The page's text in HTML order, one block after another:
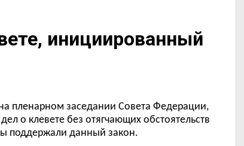
инициированный
пленарном заседании Совета Федерации,
о клевете без отягчающих обстоятельств
поддержали данный закон.